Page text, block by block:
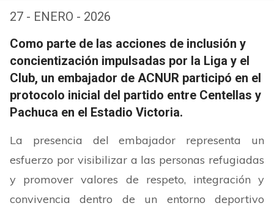
27 - ENERO - 2026
Como parte de las acciones de inclusión y
concientización impulsadas por la Liga y el
Club, un embajador de ACNUR participó en el
protocolo inicial del partido entre Centellas y
Pachuca en el Estadio Victoria.
La presencia del embajador representa un
esfuerzo por visibilizar a las personas refugiadas
y promover valores de respeto, integración y
convivencia dentro de un entorno deportivo